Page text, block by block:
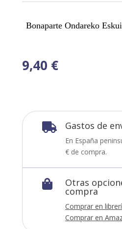
Bonaparte Ondareko
9,40 €
 Gastos de
En España
€ de compra.
 Otras
compra
Comprar en
Comprar en